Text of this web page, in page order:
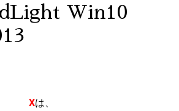
Win10
Xは、